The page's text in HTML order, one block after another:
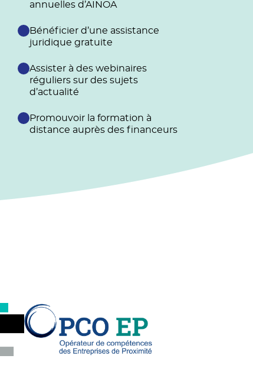
annuelles d’AINOA
Bénéficier d’une assistance
juridique gratuite
Assister à des webinaires
réguliers sur des sujets
d’actualité
Promouvoir la formation à
distance auprès des financeurs